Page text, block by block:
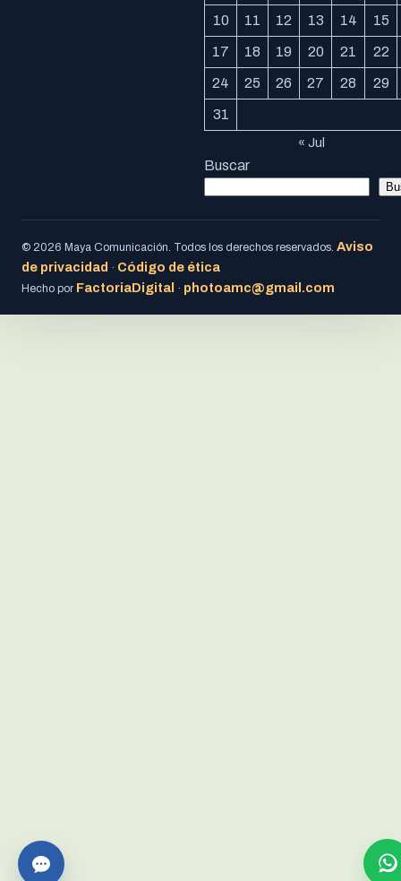
10 11 12 13 14 15
17 18 19 20 21 22
24 25 26 27 28 29
31
« Jul
Buscar
© 2026 Maya Comunicación. Todos los derechos reservados. Aviso
de privacidad · Código de ética
Hecho por FactoriaDigital · photoamc@gmail.com